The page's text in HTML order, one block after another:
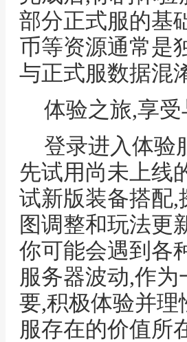
部分正式服的基
币等资源通常是
与正式服数据混
体验之旅,享
登录进入体验
先试用尚未上线
试新版装备搭配
图调整和玩法更
你可能会遇到各
服务器波动,作
要,积极体验并
服存在的价值所